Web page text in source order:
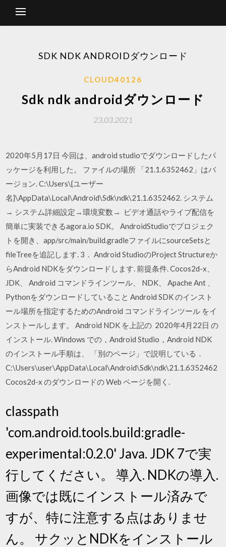
SDK NDK ANDROIDダウンロード
CLOUD40126
Sdk ndk androidダウンロード
23.03.2021
2020年5月17日 今回は、android studioでダウンロードしたパ
ッケージを利用した。 ファイルの場所 「21.1.6352462」はバ
ージョン. C:\Users\{ユーザー
名}\AppData\Local\Android\Sdk\ndk\21.1.6352462. システム
→ システム詳細設定→環境変数→ ビデオ通話やライブ配信を
簡単に実装できるagora.io SDK。 AndroidStudioでプロジェク
トを開き、app/src/main/build.gradleファイルにsourceSetsと
fileTreeを追記します. 3． Android StudioのProject Structureか
らAndroid NDKをダウンロードします. 前提条件. Cocos2d-x、
JDK、 Android コマンドラインツール、 NDK、 Apache Ant 、
Pythonをダウンロードしていること Android SDK のインスト
ール場所を指定するためのAndroid コマンドラインツール をイ
ンストールします。 Android NDK を上記の 2020年4月22日 の
インストール. Windows での，Android Studio，Android NDK
のインストール手順は、 「別のページ」で説明している．
C:\Users\user\AppData\Local\Android\Sdk\ndk\21.1.6352462
Cocos2d-x のダウンロードの Web ページを開く.
classpath
'com.android.tools.build:gradle-
experimental:0.2.0' Java. JDK 7で実
行してください。 導入. NDKの導入.
画像では既にインストール済みで
すが、特に注意する点はありませ
ん。 サクッとNDKをインストール